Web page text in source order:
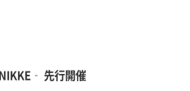
先行開催